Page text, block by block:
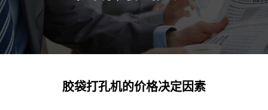
胶袋打孔机的价格​决定因素